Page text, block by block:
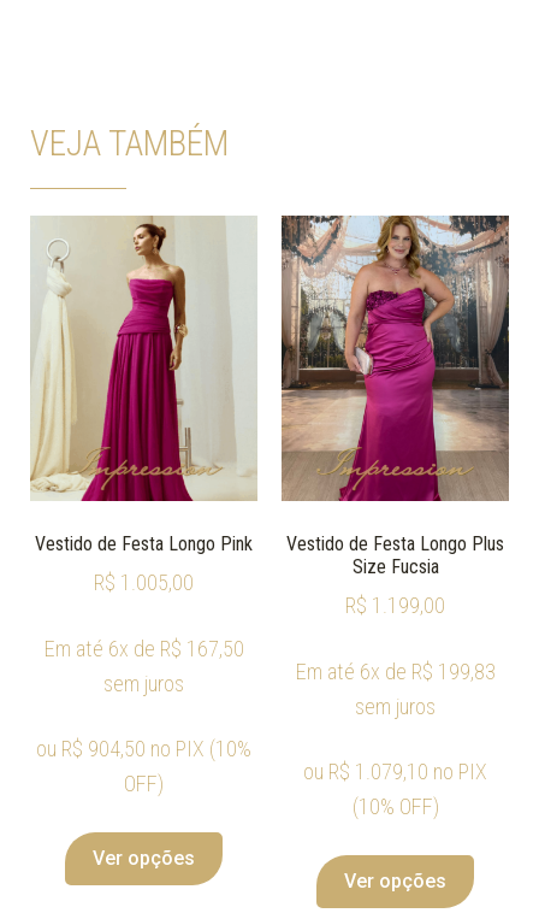
VEJA TAMBÉM
Vestido de Festa Longo Pink
R$ 1.005,00
Em até 6x de R$ 167,50
sem juros
ou R$ 904,50 no PIX (10%
OFF)
Ver opções
Vestido de Festa Longo Plus
Size Fucsia
R$ 1.199,00
Em até 6x de R$ 199,83
sem juros
ou R$ 1.079,10 no PIX
(10% OFF)
Ver opções